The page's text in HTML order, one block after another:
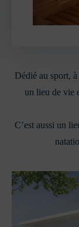
Dédié au sport,
un lieu de vie
C’est aussi un